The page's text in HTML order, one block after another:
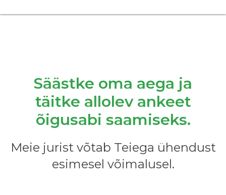
Säästke oma aega ja
täitke allolev ankeet
õigusabi saamiseks.
Meie jurist võtab Teiega ühendust
esimesel võimalusel.